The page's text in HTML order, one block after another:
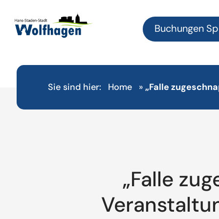
Buchungen
Sie sind hier: Home » „Falle
„Falle